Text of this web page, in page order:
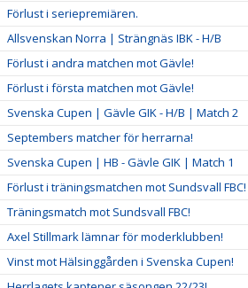
Förlust i seriepremiären.
Allsvenskan Norra | Strängnäs IBK - H/B
Förlust i andra matchen mot Gävle!
Förlust i första matchen mot Gävle!
Svenska Cupen | Gävle GIK - H/B | Match 2
Septembers matcher för herrarna!
Svenska Cupen | HB - Gävle GIK | Match 1
Förlust i träningsmatchen mot Sundsvall FBC!
Träningsmatch mot Sundsvall FBC!
Axel Stillmark lämnar för moderklubben!
Vinst mot Hälsinggården i Svenska Cupen!